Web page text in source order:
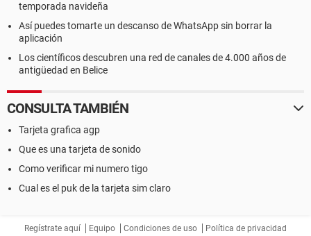
temporada navideña
Así puedes tomarte un descanso de WhatsApp sin borrar la
aplicación
Los científicos descubren una red de canales de 4.000 años de
antigüedad en Belice
CONSULTA TAMBIÉN
Tarjeta grafica agp
Que es una tarjeta de sonido
Como verificar mi numero tigo
Cual es el puk de la tarjeta sim claro
Regístrate aquí Equipo Condiciones de uso Política de privacidad